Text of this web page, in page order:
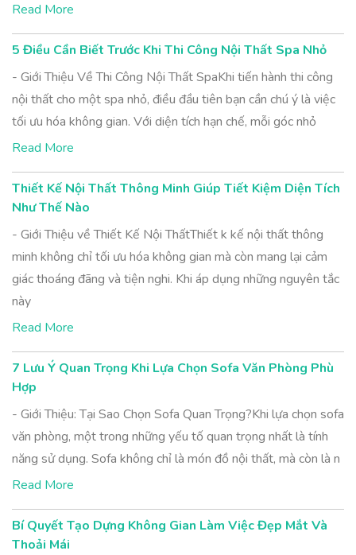
Read More
5 Điều Cần Biết Trước Khi Thi Công Nội Thất Spa Nhỏ
- Giới Thiệu Về Thi Công Nội Thất SpaKhi tiến hành thi công
nội thất cho một spa nhỏ, điều đầu tiên bạn cần chú ý là việc
tối ưu hóa không gian. Với diện tích hạn chế, mỗi góc nhỏ
Read More
Thiết Kế Nội Thất Thông Minh Giúp Tiết Kiệm Diện Tích
Như Thế Nào
- Giới Thiệu về Thiết Kế Nội ThấtThiết k kế nội thất thông
minh không chỉ tối ưu hóa không gian mà còn mang lại cảm
giác thoáng đãng và tiện nghi. Khi áp dụng những nguyên tắc
này
Read More
7 Lưu Ý Quan Trọng Khi Lựa Chọn Sofa Văn Phòng Phù
Hợp
- Giới Thiệu: Tại Sao Chọn Sofa Quan Trọng?Khi lựa chọn sofa
văn phòng, một trong những yếu tố quan trọng nhất là tính
năng sử dụng. Sofa không chỉ là món đồ nội thất, mà còn là n
Read More
Bí Quyết Tạo Dựng Không Gian Làm Việc Đẹp Mắt Và
Thoải Mái